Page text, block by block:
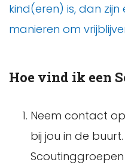
kind(eren) is, dan zijn
manieren om
Hoe vind ik een
Neem contact
bij jou in de